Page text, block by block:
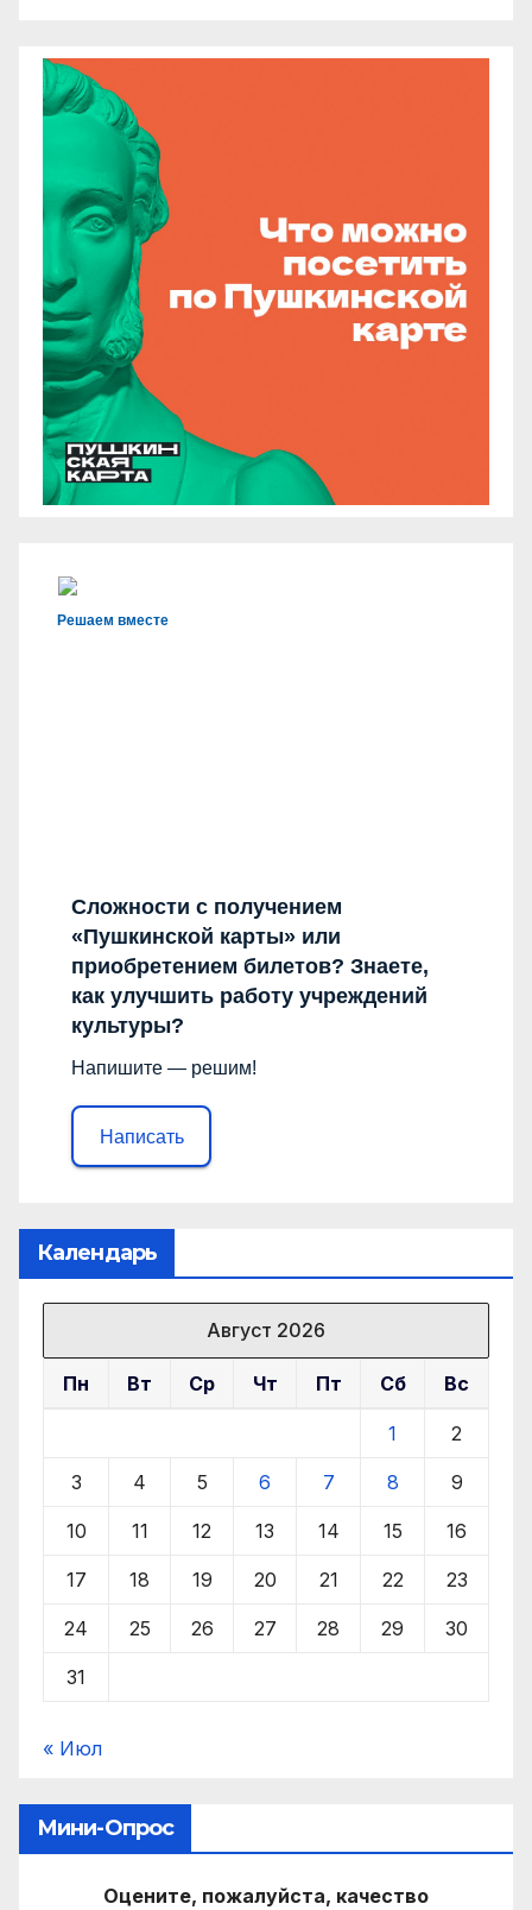
Решаем вместе
Сложности с получением
«Пушкинской карты» или
приобретением билетов? Знаете,
как улучшить работу учреждений
культуры?
Напишите — решим!
Написать
Календарь
Август 2026
Пн Вт Ср Чт Пт Сб Вс
1 2
3 4 5 6 7 8 9
10 11 12 13 14 15 16
17 18 19 20 21 22 23
24 25 26 27 28 29 30
31
« Июл
Мини-Опрос
Оцените, пожалуйста, качество